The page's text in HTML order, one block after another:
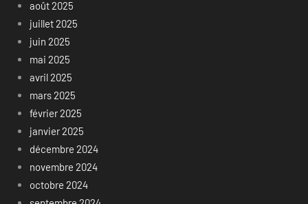
août 2025
juillet 2025
juin 2025
mai 2025
avril 2025
mars 2025
février 2025
janvier 2025
décembre 2024
novembre 2024
octobre 2024